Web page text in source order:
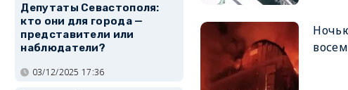
Депутаты Севастополя:
кто они для города —
представители или
наблюдатели?
03/12/2025 17:36